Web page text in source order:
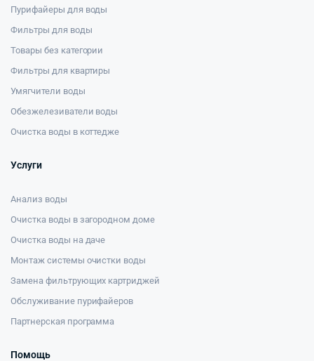
Пурифайеры для воды
Фильтры для воды
Товары без категории
Фильтры для квартиры
Умягчители воды
Обезжелезиватели воды
Очистка воды в коттедже
Услуги
Анализ воды
Очистка воды в загородном доме
Очистка воды на даче
Монтаж системы очистки воды
Замена фильтрующих картриджей
Обслуживание пурифайеров
Партнерская программа
Помощь